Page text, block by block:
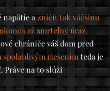
napätie azničiť tak väčšinu
až smrteľný úraz.
chrániče váš dom pred
spoľahlivým riešenímteda je
Práve na to slúži